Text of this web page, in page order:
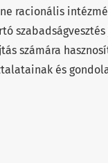
racionális
számára
és